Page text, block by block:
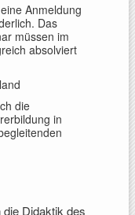
Anmeldung
Das
müssen im
absolviert
die
in
Didaktik des